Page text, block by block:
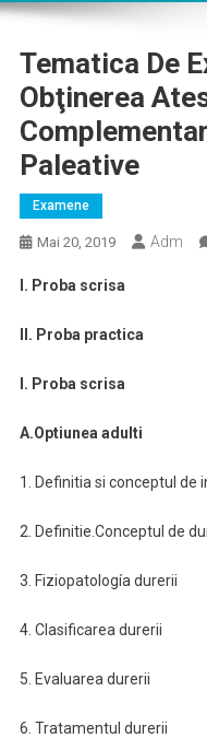
Tematica De
Obţinerea
Paleative
Examene
Mai 20, 2019 Adm
I. Proba scrisa
II. Proba practica
I. Proba scrisa
A.Optiunea adulti
1. Definitia si conceptul de
2. Definitie.Conceptul de
3. Fiziopatología durerii
4. Clasificarea durerii
5. Evaluarea durerii
6. Tratamentul durerii